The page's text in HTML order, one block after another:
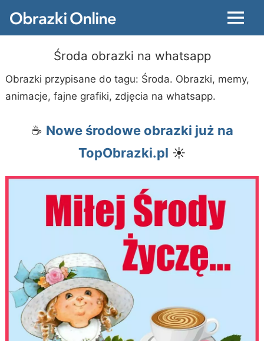
Menu
Środa obrazki na whatsapp
Obrazki przypisane do tagu: Środa. Obrazki, memy,
animacje, fajne grafiki, zdjęcia na whatsapp.
☕ Nowe środowe obrazki już na
TopObrazki.pl ☀